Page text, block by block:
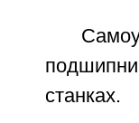
станках.